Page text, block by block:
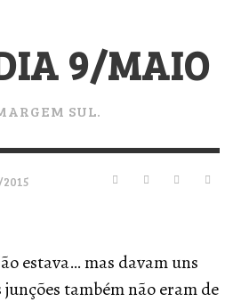
9/MAIO
SUL.
estava… mas davam uns
também não eram de